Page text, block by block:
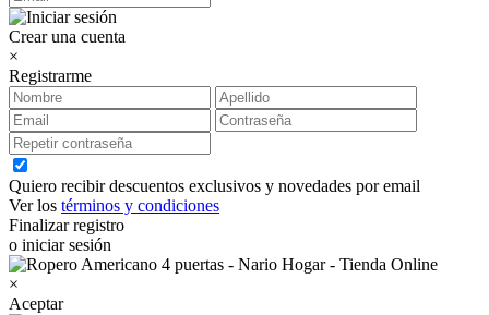
Crear una cuenta
×
Registrarme
Quiero recibir descuentos exclusivos y novedades por email
Ver los términos y condiciones
Finalizar registro
o iniciar sesión
×
Aceptar